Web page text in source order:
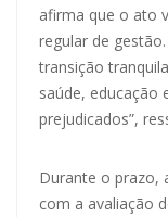
afirma que o ato
regular de
transição
saúde, educação
prejudicados”,
Durante o prazo,
com a avaliação